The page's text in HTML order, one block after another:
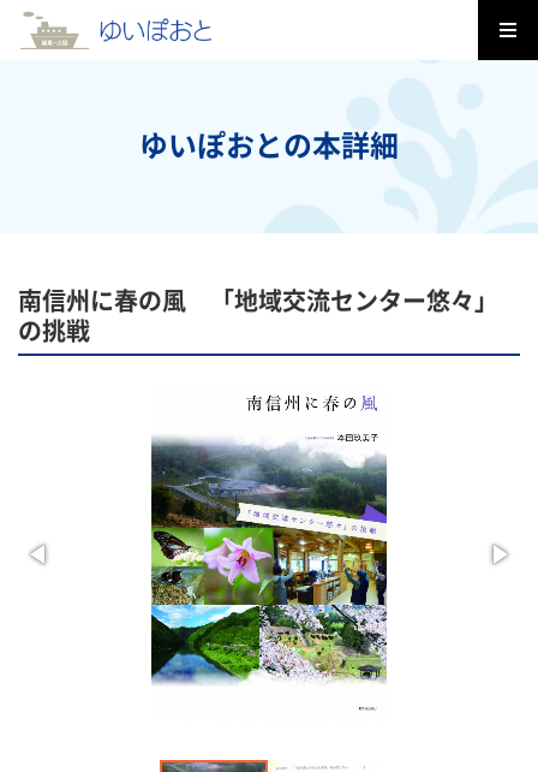
ゆいぽおとの本詳細
南信州に春の風 「地域交流センター悠々」
の挑戦